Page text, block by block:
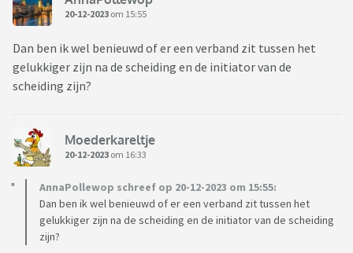
We hebben allebei erg veel last van spanningen vanwege de
onzekerheid, als we bij elkaar zijn hangt er vaak ook een
gespannen sfeer. Dit vreet energie. Ze denkt er ook aan dat
het stoppen van de relatie een reële optie is om zo "rust" te
De gedachte om er mee te stoppen geeft zoveel angst /
Ik ben benieuwd of er meer van deze soortgelijk gelijke
situaties zijn? En hoe jullie daar mee om zijn gegaan?
20-12-2023 om 15:55
Dan ben ik wel benieuwd of er een verband zit tussen het
gelukkiger zijn na de scheiding en de initiator van de
scheiding zijn?
Moederkareltje
20-12-2023 om 16:33
AnnaPollewop schreef op 20-12-2023 om 15:55:
Dan ben ik wel benieuwd of er een verband zit tussen het
gelukkiger zijn na de scheiding en de initiator van de scheiding
zijn?